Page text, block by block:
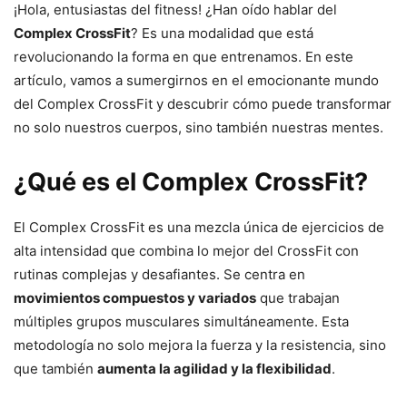
¡Hola, entusiastas del fitness! ¿Han oído hablar del
Complex CrossFit? Es una modalidad que está
revolucionando la forma en que entrenamos. En este
artículo, vamos a sumergirnos en el emocionante mundo
del Complex CrossFit y descubrir cómo puede transformar
no solo nuestros cuerpos, sino también nuestras mentes.
¿Qué es el Complex CrossFit?
El Complex CrossFit es una mezcla única de ejercicios de
alta intensidad que combina lo mejor del CrossFit con
rutinas complejas y desafiantes. Se centra en
movimientos compuestos y variados que trabajan
múltiples grupos musculares simultáneamente. Esta
metodología no solo mejora la fuerza y la resistencia, sino
que también aumenta la agilidad y la flexibilidad.